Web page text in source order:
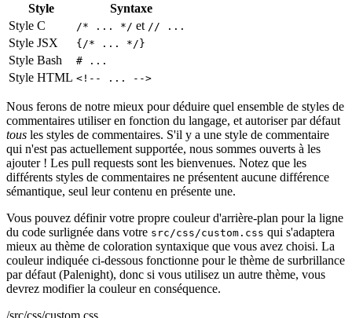
Style
Syntaxe
Style C
/* ... */ et // ...
Style JSX {/* ... */}
Style Bash # ...
Style HTML <!-- ... -->
Nous ferons de notre mieux pour déduire quel ensemble de styles de
commentaires utiliser en fonction du langage, et autoriser par défaut
tous les styles de commentaires. S'il y a une style de commentaire
qui n'est pas actuellement supportée, nous sommes ouverts à les
ajouter ! Les pull requests sont les bienvenues. Notez que les
différents styles de commentaires ne présentent aucune différence
sémantique, seul leur contenu en présente une.
Vous pouvez définir votre propre couleur d'arrière-plan pour la ligne
du code surlignée dans votre src/css/custom.css qui s'adaptera
mieux au thème de coloration syntaxique que vous avez choisi. La
couleur indiquée ci-dessous fonctionne pour le thème de surbrillance
par défaut (Palenight), donc si vous utilisez un autre thème, vous
devrez modifier la couleur en conséquence.
/src/css/custom.css